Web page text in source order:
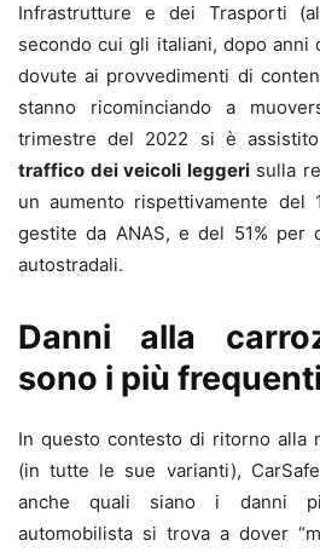
Infrastrutture e dei Trasporti
secondo cui gli italiani, dopo anni
dovute ai provvedimenti di
stanno ricominciando a
trimestre del 2022 si è
traffico dei veicoli leggerisulla
un aumento rispettivamente del
gestite da ANAS, e del 51% per
autostradali.
Danni alla
sono i più frequenti
In questo contesto di ritorno alla
(in tutte le sue varianti),
anche quali siano i danni
automobilista si trova a dover